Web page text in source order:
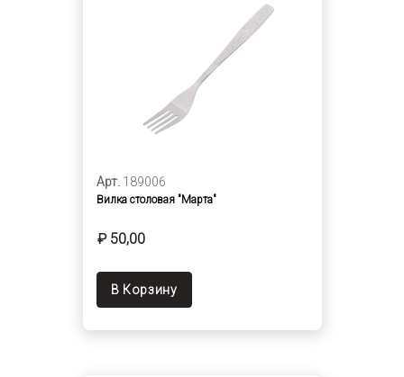
Арт. 189006
Вилка столовая "Марта"
₽ 50,00
В Корзину